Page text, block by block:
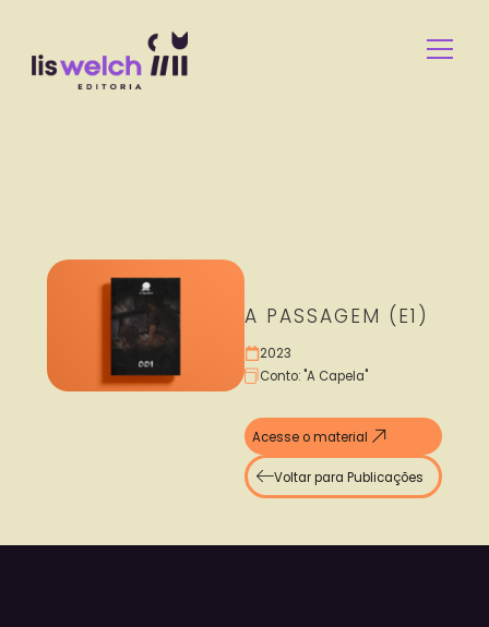
A PASSAGEM (E1)
2023
Conto: "A Capela"
Acesse o material
Voltar para Publicações